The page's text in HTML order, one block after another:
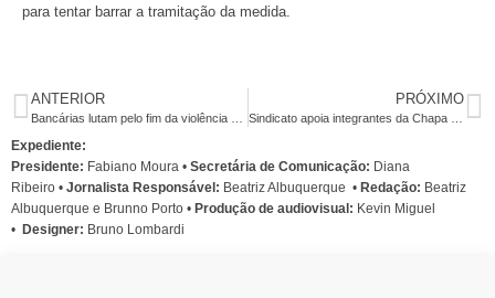
para tentar barrar a tramitação da medida.
ANTERIOR PRÓXIMO
Expediente:
Presidente: Fabiano Moura • Secretária de Comunicação: Diana
Ribeiro • Jornalista Responsável: Beatriz Albuquerque • Redação: Beatriz
Albuquerque e Brunno Porto • Produção de audiovisual: Kevin Miguel
• Designer: Bruno Lombardi